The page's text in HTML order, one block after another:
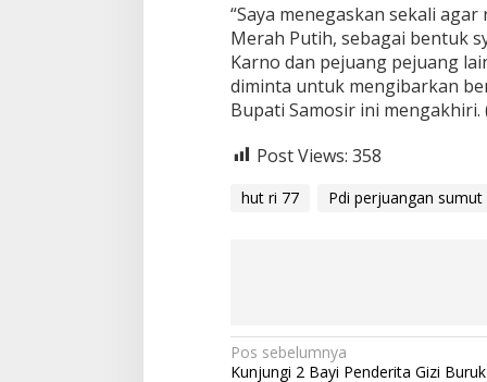
“Saya menegaskan sekali
Merah Putih, sebagai bentuk
Karno dan pejuang pejuang
diminta untuk mengibarkan
Bupati Samosir ini mengakhiri.
Post Views: 358
hut ri 77 Pdi perjuangan sumut
N
Pos sebelumnya
Kunjungi 2 Bayi Penderita Gizi